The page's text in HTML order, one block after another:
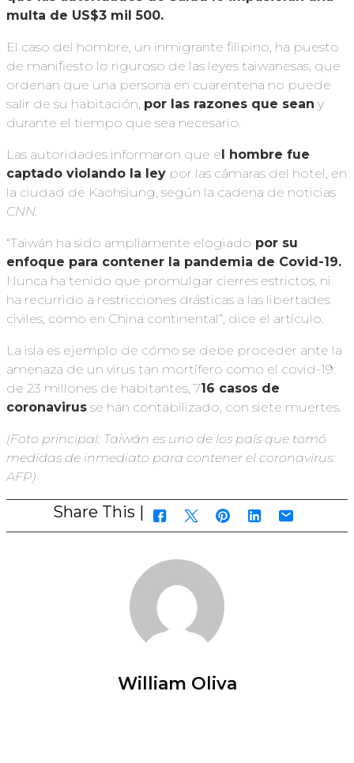
multa de US$3 mil 500.
El caso del hombre, un inmigrante filipino, ha puesto
de manifiesto lo riguroso de las leyes taiwanesas, que
ordenan que una persona en cuarentena no puede
salir de su habitación, por las razones que sean y
durante el tiempo que sea necesario.
Las autoridades informaron que el hombre fue
captado violando la ley por las cámaras del hotel, en
la ciudad de Kaohsiung, según la cadena de noticias
CNN.
“Taiwán ha sido ampliamente elogiado por su
enfoque para contener la pandemia de Covid-19.
Nunca ha tenido que promulgar cierres estrictos, ni
ha recurrido a restricciones drásticas a las libertades
civiles, como en China continental”, dice el artículo.
La isla es ejemplo de cómo se debe proceder ante la
amenaza de un virus tan mortífero como el covid-19:
de 23 millones de habitantes, 716 casos de
coronavirus se han contabilizado, con siete muertes.
(Foto principal: Taiwán es uno de los país que tomó
medidas de inmediato para contener el coronavirus:
AFP)
Share This |
William Oliva